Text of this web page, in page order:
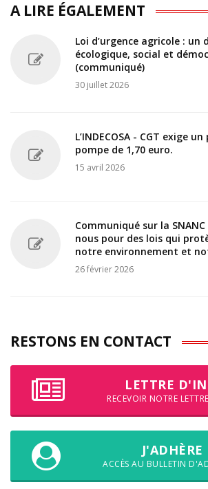
A LIRE ÉGALEMENT
Loi d’urgence agricole : un
écologique, social et
(communiqué)
30 juillet 2026
L’INDECOSA - CGT exige
pompe de 1,70 euro.
15 avril 2026
Communiqué sur la
nous pour des lois qui
notre environnement et
26 février 2026
RESTONS EN CONTACT
LETTRE
RECEVOIR NOTRE
J'ADHÈRE
ACCÈS AU BULLETIN